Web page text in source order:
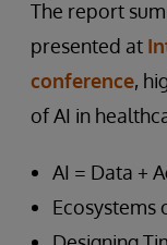
The report
presented at
conference,
of AI in
AI = Data +
Ecosystems